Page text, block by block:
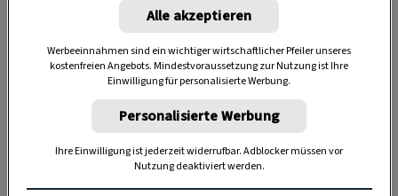
SPEICHERN DRUCKEN
Zutaten
Alle akzeptieren
Werbeeinnahmen sind ein wichtiger wirtschaftlicher Pfeiler unseres
kostenfreien Angebots. Mindestvoraussetzung zur Nutzung ist Ihre
Einwilligung für personalisierte Werbung.
Personalisierte Werbung
Ihre Einwilligung ist jederzeit widerrufbar. Adblocker müssen vor
Nutzung deaktiviert werden.